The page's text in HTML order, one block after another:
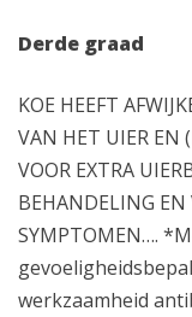
Derde graad
KOE HEEFT
VAN HET UIER EN
VOOR EXTRA
BEHANDELING
SYMPTOMEN….
werkzaamheid